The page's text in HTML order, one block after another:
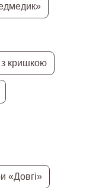
з кришкою
«Довгі»